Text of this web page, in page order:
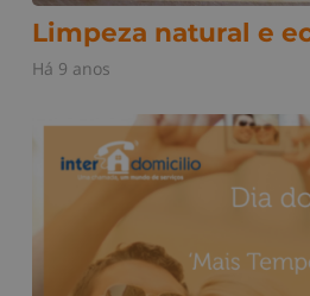
Limpeza natural e
Há 9 anos